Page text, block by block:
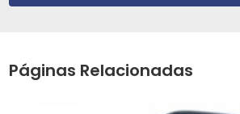
Páginas Relacionadas